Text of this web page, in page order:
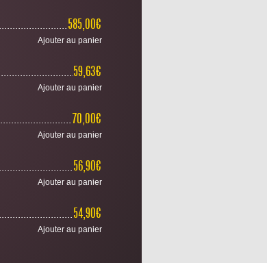
585,00€
Ajouter au panier
59,63€
Ajouter au panier
70,00€
Ajouter au panier
56,90€
Ajouter au panier
54,90€
Ajouter au panier